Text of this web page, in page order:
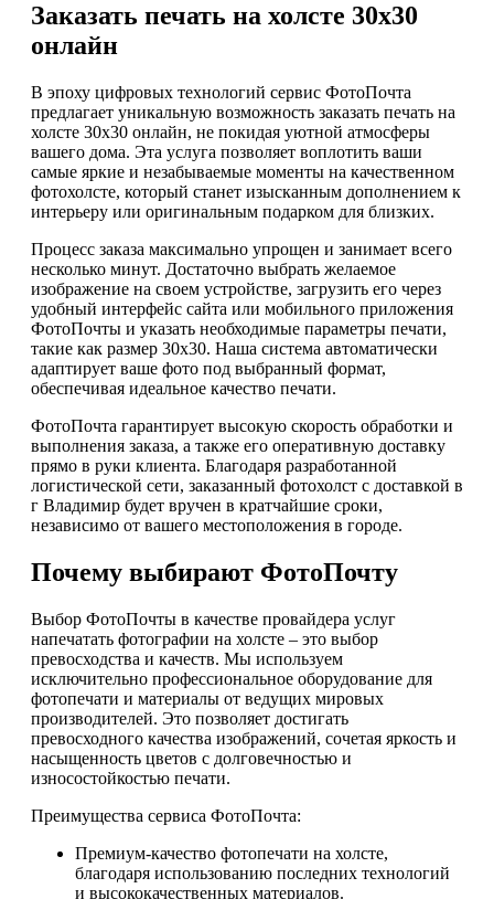
Заказать печать на холсте 30х30
онлайн
В эпоху цифровых технологий сервис ФотоПочта
предлагает уникальную возможность заказать печать на
холсте 30х30 онлайн, не покидая уютной атмосферы
вашего дома. Эта услуга позволяет воплотить ваши
самые яркие и незабываемые моменты на качественном
фотохолсте, который станет изысканным дополнением к
интерьеру или оригинальным подарком для близких.
Процесс заказа максимально упрощен и занимает всего
несколько минут. Достаточно выбрать желаемое
изображение на своем устройстве, загрузить его через
удобный интерфейс сайта или мобильного приложения
ФотоПочты и указать необходимые параметры печати,
такие как размер 30х30. Наша система автоматически
адаптирует ваше фото под выбранный формат,
обеспечивая идеальное качество печати.
ФотоПочта гарантирует высокую скорость обработки и
выполнения заказа, а также его оперативную доставку
прямо в руки клиента. Благодаря разработанной
логистической сети, заказанный фотохолст с доставкой в
г Владимир будет вручен в кратчайшие сроки,
независимо от вашего местоположения в городе.
Почему выбирают ФотоПочту
Выбор ФотоПочты в качестве провайдера услуг
напечатать фотографии на холсте – это выбор
превосходства и качеств. Мы используем
исключительно профессиональное оборудование для
фотопечати и материалы от ведущих мировых
производителей. Это позволяет достигать
превосходного качества изображений, сочетая яркость и
насыщенность цветов с долговечностью и
износостойкостью печати.
Преимущества сервиса ФотоПочта:
Премиум-качество фотопечати на холсте,
благодаря использованию последних технологий
и высококачественных материалов.